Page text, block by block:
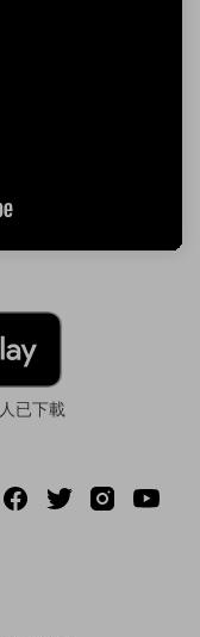
人已下載